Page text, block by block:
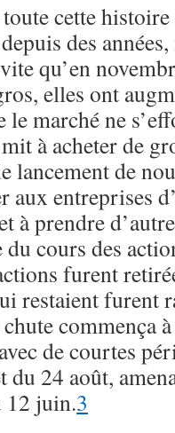
cette
des
qu’en
elles ont
le marché ne
à acheter de
lancement de
aux entreprises
à prendre
cours des
furent
restaient furent
chute commença
de courtes
24 août,
12 juin.3